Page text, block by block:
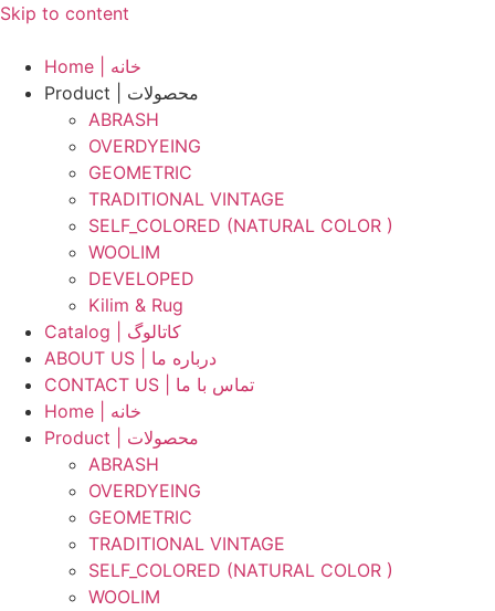
Skip to content
Home | خانه
Product | محصولات
ABRASH
OVERDYEING
GEOMETRIC
TRADITIONAL VINTAGE
SELF_COLORED (NATURAL COLOR )
WOOLIM
DEVELOPED
Kilim & Rug
Catalog | کاتالوگ
ABOUT US | درباره ما
CONTACT US | تماس با ما
Home | خانه
Product | محصولات
ABRASH
OVERDYEING
GEOMETRIC
TRADITIONAL VINTAGE
SELF_COLORED (NATURAL COLOR )
WOOLIM